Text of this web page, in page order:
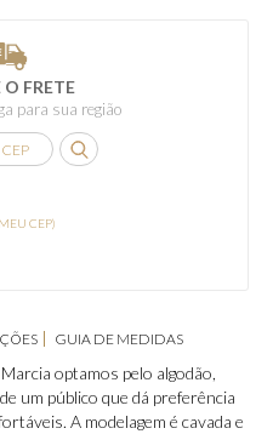
O FRETE
para sua região
CEP)
GUIA DE MEDIDAS
optamos pelo algodão,
um público que dá preferência
A modelagem é cavada e